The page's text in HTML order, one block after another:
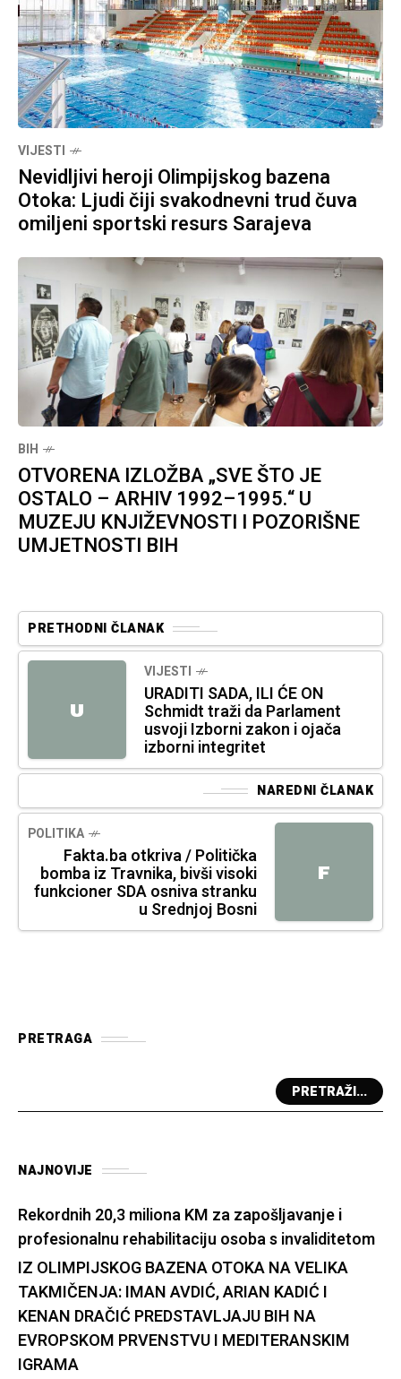
VIJESTI
Nevidljivi heroji Olimpijskog bazena
Otoka: Ljudi čiji svakodnevni trud čuva
omiljeni sportski resurs Sarajeva
BIH
OTVORENA IZLOŽBA „SVE ŠTO JE
OSTALO – ARHIV 1992–1995.“ U
MUZEJU KNJIŽEVNOSTI I POZORIŠNE
UMJETNOSTI BIH
PRETHODNI ČLANAK
U
VIJESTI
URADITI SADA, ILI ĆE ON
Schmidt traži da Parlament
usvoji Izborni zakon i ojača
izborni integritet
NAREDNI ČLANAK
F
POLITIKA
Fakta.ba otkriva / Politička
bomba iz Travnika, bivši visoki
funkcioner SDA osniva stranku
u Srednjoj Bosni
PRETRAGA
PRETRAŽI...
NAJNOVIJE
Rekordnih 20,3 miliona KM za zapošljavanje i
profesionalnu rehabilitaciju osoba s invaliditetom
IZ OLIMPIJSKOG BAZENA OTOKA NA VELIKA
TAKMIČENJA: IMAN AVDIĆ, ARIAN KADIĆ I
KENAN DRAČIĆ PREDSTAVLJAJU BIH NA
EVROPSKOM PRVENSTVU I MEDITERANSKIM
IGRAMA